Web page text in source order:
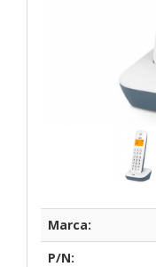
Marca:
P/N: